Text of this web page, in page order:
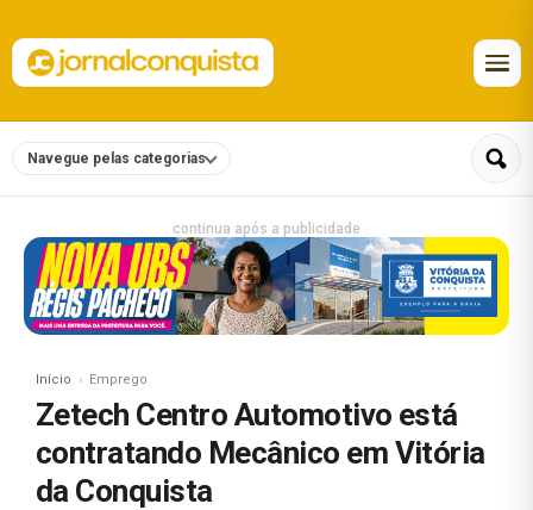
Navegue pelas categorias
continua após a publicidade
Início Emprego
Zetech Centro Automotivo está
contratando Mecânico em Vitória
da Conquista